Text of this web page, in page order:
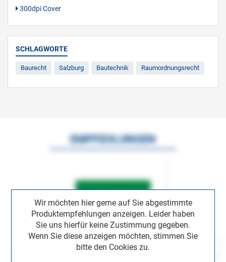
300dpi Cover
SCHLAGWORTE
Baurecht Salzburg Bautechnik Raumordnungsrecht
Wir möchten hier gerne auf Sie abgestimmte
Produktempfehlungen anzeigen. Leider haben
Sie uns hierfür keine Zustimmung gegeben.
Wenn Sie diese anzeigen möchten, stimmen Sie
bitte den Cookies zu.
EMPFEHLUNGEN